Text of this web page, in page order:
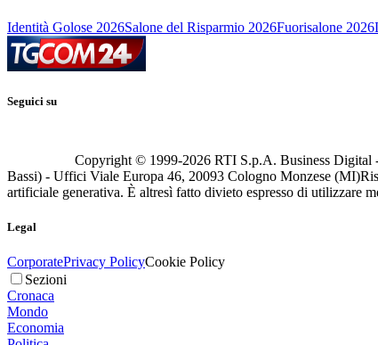
Identità Golose 2026Salone del Risparmio 2026Fuorisalone 2026
Seguici su
Copyright © 1999-2026 RTI S.p.A. Business Digital
Bassi) - Uffici Viale Europa 46, 20093 Cologno Monzese (MI)
artificiale generativa. È altresì fatto divieto espresso di utilizzare
Legal
CorporatePrivacy PolicyCookie Policy
Sezioni
Cronaca
Mondo
Economia